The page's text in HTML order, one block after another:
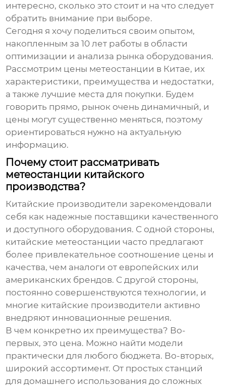
интересно, сколько это стоит и на что следует
обратить внимание при выборе.
Сегодня я хочу поделиться своим опытом,
накопленным за 10 лет работы в области
оптимизации и анализа рынка оборудования.
Рассмотрим цены метеостанции в Китае, их
характеристики, преимущества и недостатки,
а также лучшие места для покупки. Будем
говорить прямо, рынок очень динамичный, и
цены могут существенно меняться, поэтому
ориентироваться нужно на актуальную
информацию.
Почему стоит рассматривать
метеостанции китайского
производства?
Китайские производители зарекомендовали
себя как надежные поставщики качественного
и доступного оборудования. С одной стороны,
китайские метеостанции часто предлагают
более привлекательное соотношение цены и
качества, чем аналоги от европейских или
американских брендов. С другой стороны,
постоянно совершенствуются технологии, и
многие китайские производители активно
внедряют инновационные решения.
В чем конкретно их преимущества? Во-
первых, это цена. Можно найти модели
практически для любого бюджета. Во-вторых,
широкий ассортимент. От простых станций
для домашнего использования до сложных